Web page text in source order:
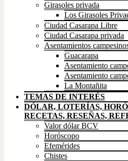
Girasoles privada
Los Girasoles
Ciudad Casarapa Libre
Ciudad Casarapa privada
Asentamientos
Guacarapa
Asentamiento
Asentamiento
La Montañita
TEMAS DE INTERÉS
DÓLAR, LOTERÍAS,
RECETAS, RESEÑAS,
Valor dólar BCV
Horóscopo
Efemérides
Chistes